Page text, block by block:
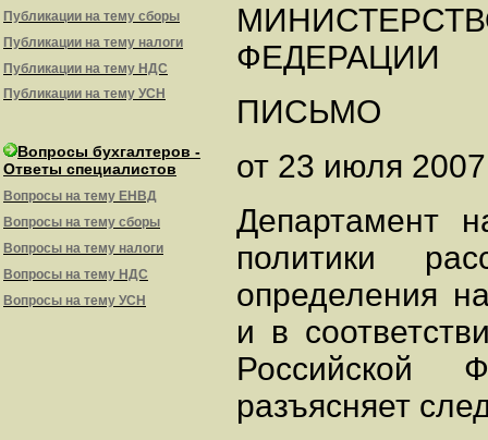
Публикации на тему сборы
Публикации на тему налоги
Публикации на тему НДС
Публикации на тему УСН
Вопросы бухгалтеров -
Ответы специалистов
Вопросы на тему ЕНВД
Вопросы на тему сборы
Вопросы на тему налоги
Вопросы на тему НДС
Вопросы на тему УСН
ФЕДЕРАЦИИ
ПИСЬМО
от 23 июля
Департамент
политики
определения
и в
Российской
разъясняет